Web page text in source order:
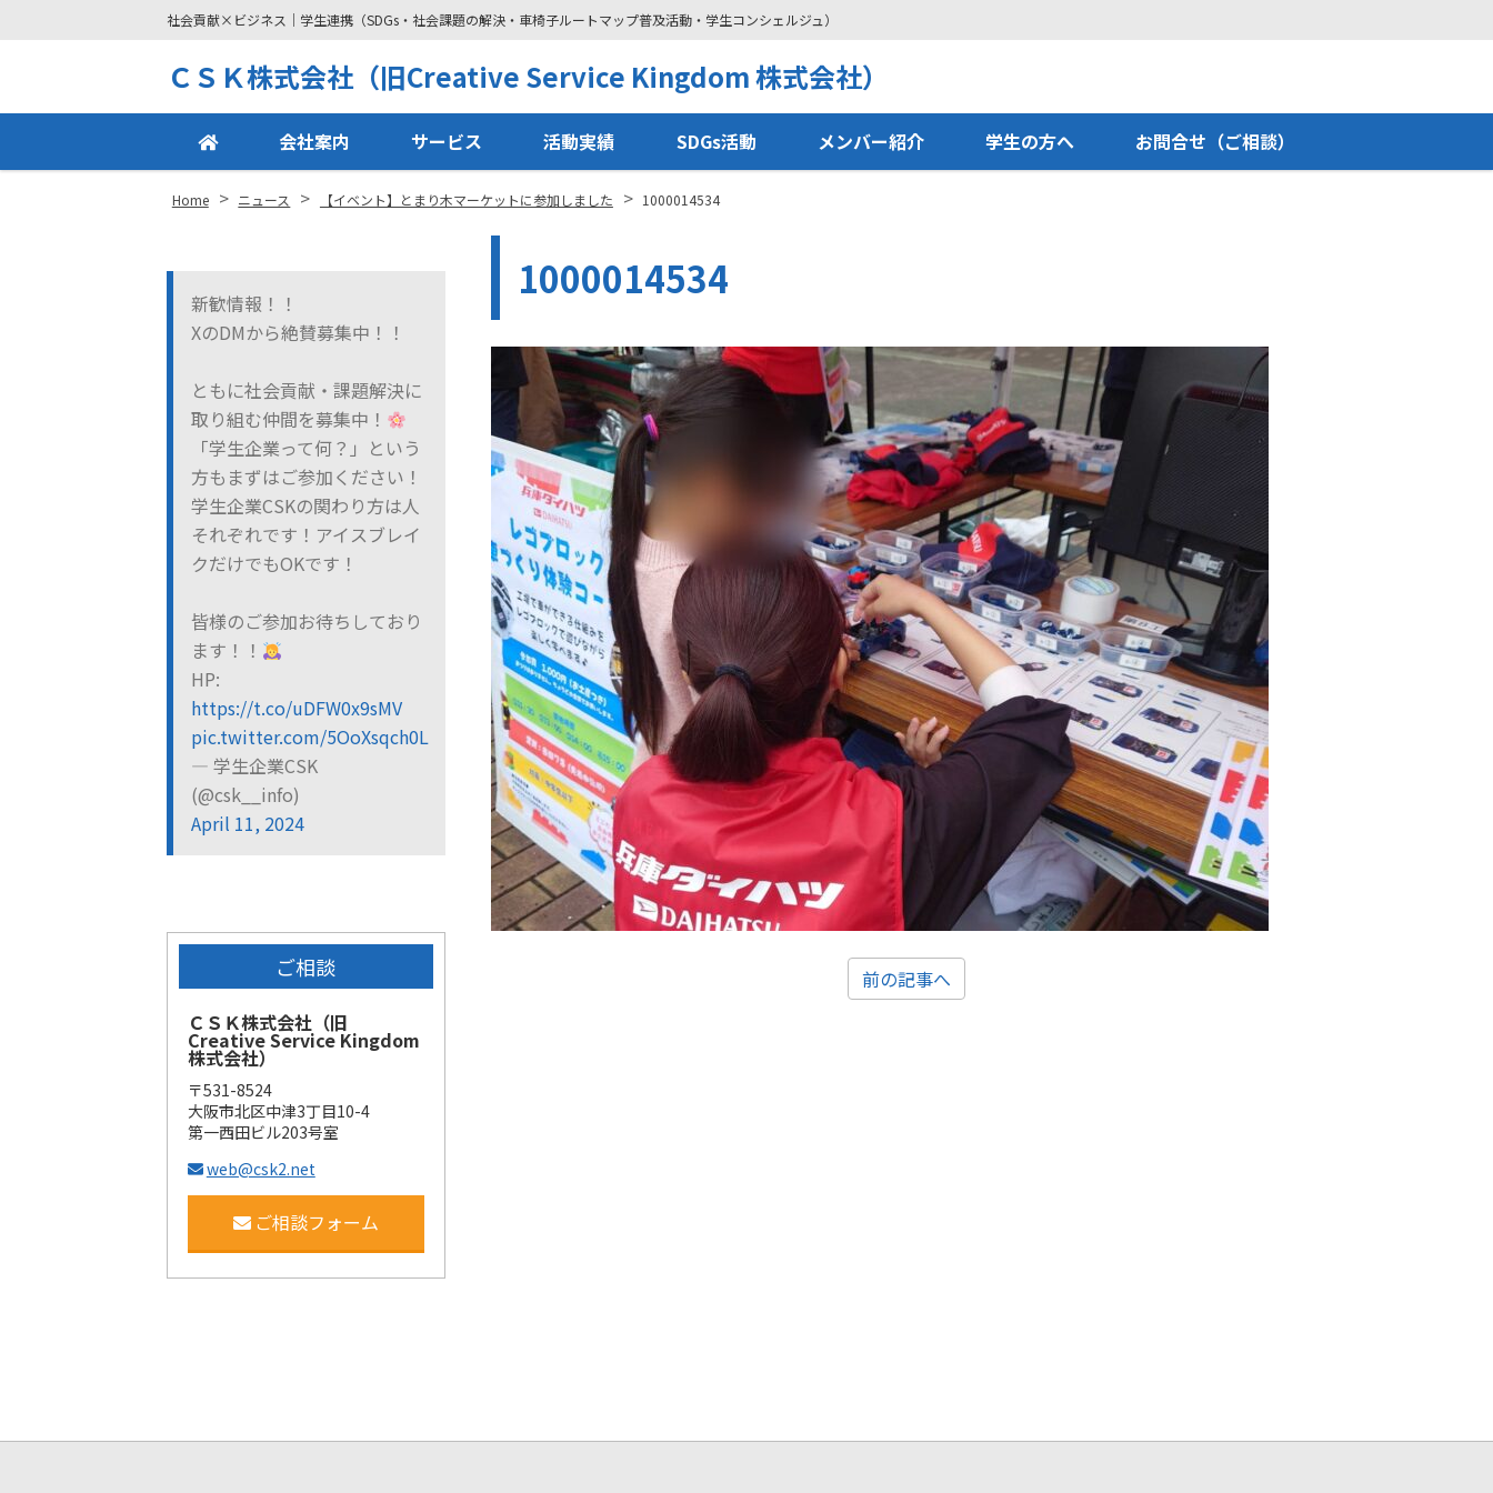
社会貢献×ビジネス｜学生連携（SDGs・社会課題の解決・車椅子ルートマップ普及活動・学生コンシェルジュ）
ＣＳＫ株式会社（旧Creative Service Kingdom 株式会社）
会社案内 サービス 活動実績 SDGs活動 メンバー紹介 学生の方へ お問合せ（ご相談）
Home > ニュース > 【イベント】とまり木マーケットに参加しました > 1000014534
1000014534
前の記事へ
新歓情報！！
XのDMから絶賛募集中！！
ともに社会貢献・課題解決に
取り組む仲間を募集中！
「学生企業って何？」という
方もまずはご参加ください！
学生企業CSKの関わり方は人
それぞれです！アイスブレイ
クだけでもOKです！
皆様のご参加お待ちしており
ます！！
HP:
https://t.co/uDFW0x9sMV
pic.twitter.com/5OoXsqch0L
— 学生企業CSK
(@csk__info)
April 11, 2024
ご相談
ＣＳＫ株式会社（旧
Creative Service Kingdom
株式会社）
〒531-8524
大阪市北区中津3丁目10-4
第一西田ビル203号室
web@csk2.net
ご相談フォーム
Footer